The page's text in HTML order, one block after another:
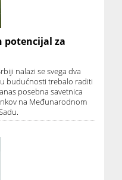
potencijal za
nalazi se svega dva
budućnosti trebalo raditi
posebna savetnica
na Međunarodnom